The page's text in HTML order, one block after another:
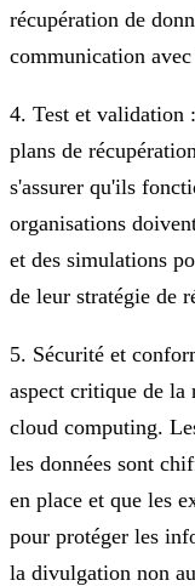
récupération de
communication
4. Test et validation
plans de
s'assurer qu'ils
organisations
et des simulations
de leur stratégie de
5. Sécurité et
aspect critique de la
cloud computing.
les données sont
en place et que les
pour protéger les
la divulgation non